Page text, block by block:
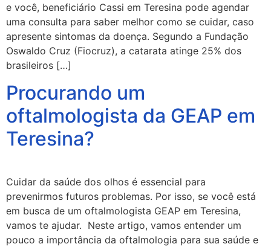
e você, beneficiário Cassi em Teresina pode agendar
uma consulta para saber melhor como se cuidar, caso
apresente sintomas da doença. Segundo a Fundação
Oswaldo Cruz (Fiocruz), a catarata atinge 25% dos
brasileiros […]
Procurando um
oftalmologista da GEAP em
Teresina?
Cuidar da saúde dos olhos é essencial para
prevenirmos futuros problemas. Por isso, se você está
em busca de um oftalmologista GEAP em Teresina,
vamos te ajudar. Neste artigo, vamos entender um
pouco a importância da oftalmologia para sua saúde e